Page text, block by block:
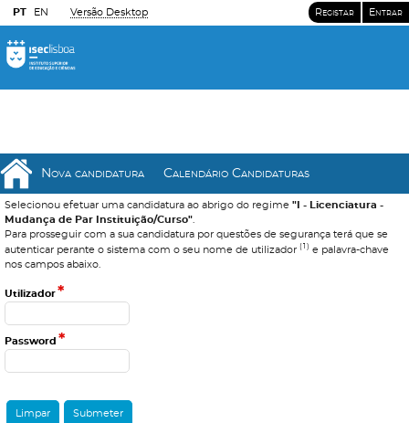
PT EN Versão Desktop Registar Entrar
Nova candidatura Calendário Candidaturas
Selecionou efetuar uma candidatura ao abrigo do regime "I - Licenciatura -
Mudança de Par Instituição/Curso"
Para prosseguir com a sua candidatura por questões de segurança terá que se
autenticar perante o sistema com o seu nome de utilizador (1) e palavra-chave
nos campos abaixo.
Utilizador*
Password *